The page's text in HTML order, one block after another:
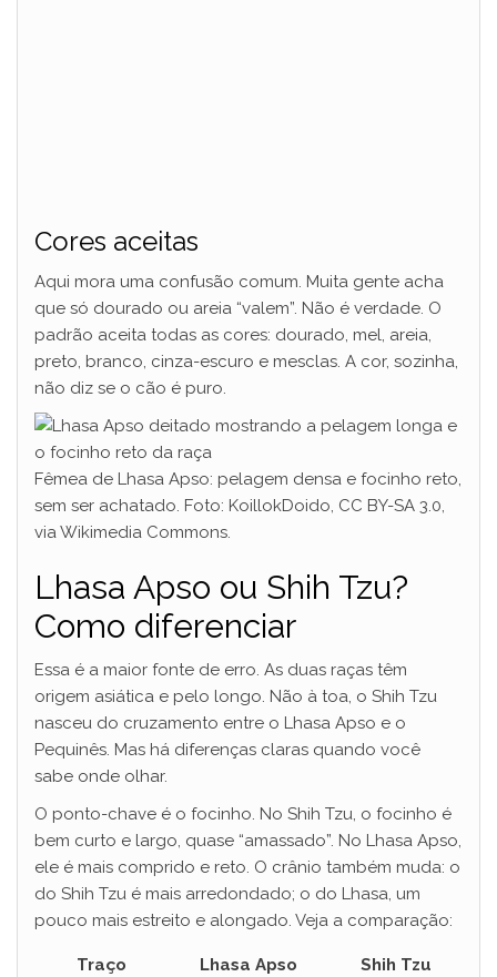
Cores aceitas
Aqui mora uma confusão comum. Muita gente acha
que só dourado ou areia “valem”. Não é verdade. O
padrão aceita todas as cores: dourado, mel, areia,
preto, branco, cinza-escuro e mesclas. A cor, sozinha,
não diz se o cão é puro.
Fêmea de Lhasa Apso: pelagem densa e focinho reto,
sem ser achatado. Foto: KoillokDoido, CC BY-SA 3.0,
via Wikimedia Commons.
Lhasa Apso ou Shih Tzu?
Como diferenciar
Essa é a maior fonte de erro. As duas raças têm
origem asiática e pelo longo. Não à toa, o Shih Tzu
nasceu do cruzamento entre o Lhasa Apso e o
Pequinês. Mas há diferenças claras quando você
sabe onde olhar.
O ponto-chave é o focinho. No Shih Tzu, o focinho é
bem curto e largo, quase “amassado”. No Lhasa Apso,
ele é mais comprido e reto. O crânio também muda: o
do Shih Tzu é mais arredondado; o do Lhasa, um
pouco mais estreito e alongado. Veja a comparação:
Traço Lhasa Apso Shih Tzu